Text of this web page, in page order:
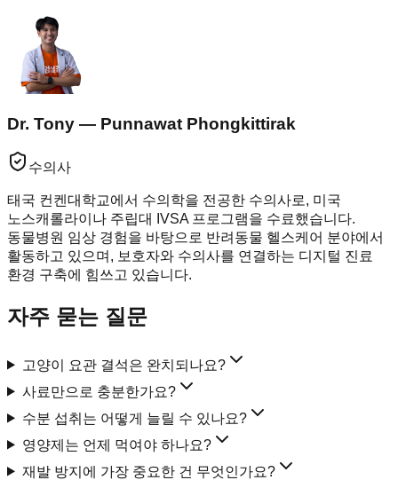
Dr. Tony — Punnawat Phongkittirak
수의사
태국 컨켄대학교에서 수의학을 전공한 수의사로, 미국
노스캐롤라이나 주립대 IVSA 프로그램을 수료했습니다.
동물병원 임상 경험을 바탕으로 반려동물 헬스케어 분야에서
활동하고 있으며, 보호자와 수의사를 연결하는 디지털 진료
환경 구축에 힘쓰고 있습니다.
자주 묻는 질문
고양이 요관 결석은 완치되나요?
사료만으로 충분한가요?
수분 섭취는 어떻게 늘릴 수 있나요?
영양제는 언제 먹여야 하나요?
재발 방지에 가장 중요한 건 무엇인가요?